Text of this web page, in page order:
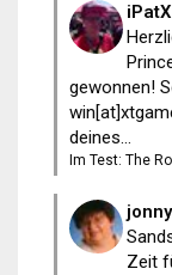
gewonnen!
deines...
Im Test: The
Zeit